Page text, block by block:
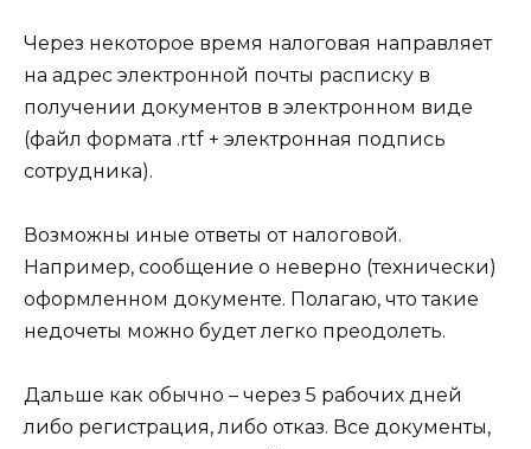
Через некоторое время налоговая направляет
на адрес электронной почты расписку в
получении документов в электронном виде
(файл формата .rtf + электронная подпись
сотрудника).
Возможны иные ответы от налоговой.
Например, сообщение о неверно (технически)
оформленном документе. Полагаю, что такие
недочеты можно будет легко преодолеть.
Дальше как обычно – через 5 рабочих дней
либо регистрация, либо отказ. Все документы,